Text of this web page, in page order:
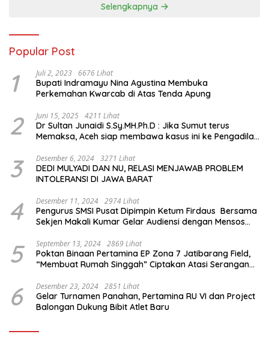
Selengkapnya
Popular Post
1 Juli 2, 2023 6676 Lihat
Bupati Indramayu Nina Agustina Membuka
Perkemahan Kwarcab di Atas Tenda Apung
2 Juni 15, 2025 4211 Lihat
Dr Sultan Junaidi S.Sy.MH.Ph.D : Jika Sumut terus
Memaksa, Aceh siap membawa kasus ini ke Pengadilan
3 Desember 6, 2024 3271 Lihat
DEDI MULYADI DAN NU, RELASI MENJAWAB PROBLEM
INTOLERANSI DI JAWA BARAT
4 Desember 11, 2024 2974 Lihat
Pengurus SMSI Pusat Dipimpin Ketum Firdaus Bersama
Sekjen Makali Kumar Gelar Audiensi dengan Mensos
5 September 13, 2024 2869 Lihat
Poktan Binaan Pertamina EP Zona 7 Jatibarang Field,
“Membuat Rumah Singgah” Ciptakan Atasi Serangan
6 Desember 23, 2024 2851 Lihat
Gelar Turnamen Panahan, Pertamina RU VI dan Project
Balongan Dukung Bibit Atlet Baru